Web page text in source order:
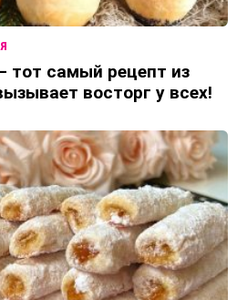
тот самый рецепт из
восторг у всех!